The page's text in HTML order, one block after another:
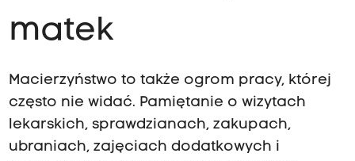
matek
Macierzyństwo to także ogrom pracy, której
często nie widać. Pamiętanie o wizytach
lekarskich, sprawdzianach, zakupach,
ubraniach, zajęciach dodatkowych i